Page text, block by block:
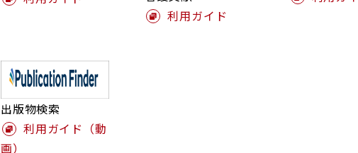
利用ガイド
出版物検索
利用ガイド（動
画）